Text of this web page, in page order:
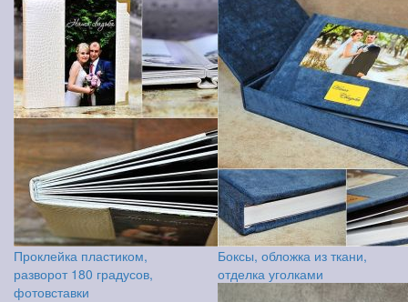
Проклейка пластиком,
разворот 180 градусов,
фотовставки
Боксы, обложка из ткани,
отделка уголками